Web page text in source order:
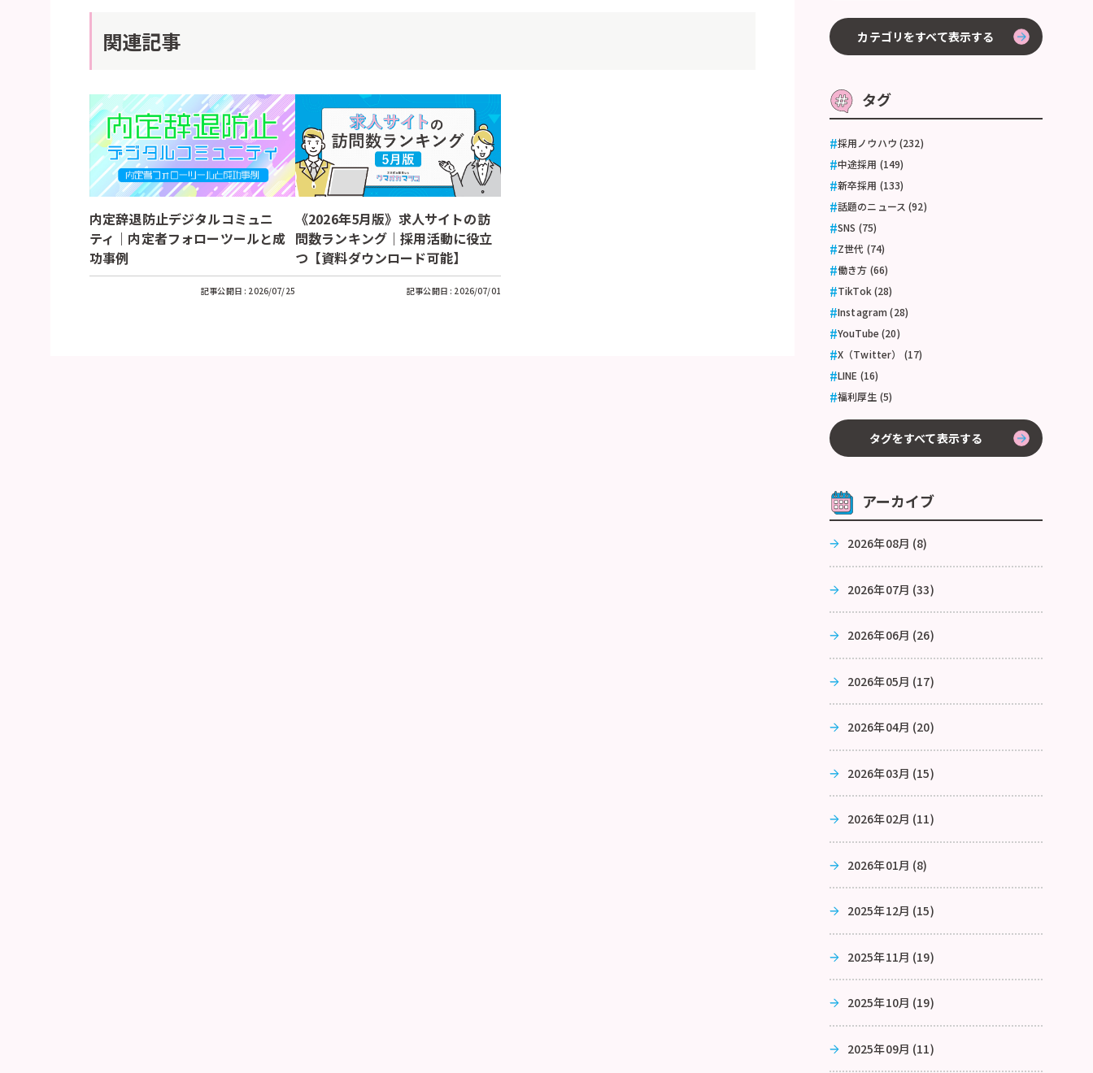
関連記事
内定辞退防止デジタルコミュニ
ティ｜内定者フォローツールと成
功事例
記事公開日 : 2026/07/25
《2026年5月版》求人サイトの訪
問数ランキング｜採用活動に役立
つ【資料ダウンロード可能】
記事公開日 : 2026/07/01
カテゴリをすべて表示する
タグ
採用ノウハウ (232)
中途採用 (149)
新卒採用 (133)
話題のニュース (92)
SNS (75)
Z世代 (74)
働き方 (66)
TikTok (28)
Instagram (28)
YouTube (20)
X（Twitter） (17)
LINE (16)
福利厚生 (5)
タグをすべて表示する
アーカイブ
2026年08月 (8)
2026年07月 (33)
2026年06月 (26)
2026年05月 (17)
2026年04月 (20)
2026年03月 (15)
2026年02月 (11)
2026年01月 (8)
2025年12月 (15)
2025年11月 (19)
2025年10月 (19)
2025年09月 (11)